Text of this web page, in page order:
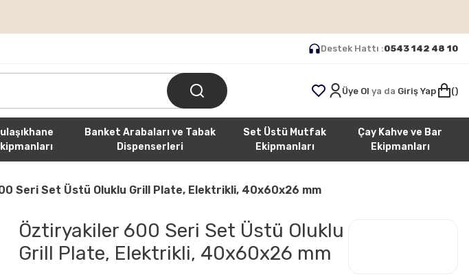
Destek Hattı :0543 142 48 10
Üye Ol ya da Giriş Yap
Banket Arabaları ve Tabak
Dispenserleri
Set Üstü Mutfak
Ekipmanları
Çay Kahve ve Bar
Ekipmanları
Seri Set Üstü Oluklu Grill Plate, Elektrikli, 40x60x26 mm
Öztiryakiler 600 Seri Set Üstü Oluklu
Grill Plate, Elektrikli, 40x60x26 mm